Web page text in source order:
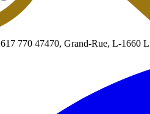
617 770 47470, Grand-Rue, L-1660